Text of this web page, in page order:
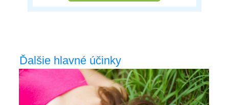
Ďalšie hlavné účinky